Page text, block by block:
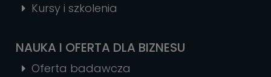
Kursy i szkolenia
NAUKA I OFERTA DLA BIZNESU
Oferta badawcza